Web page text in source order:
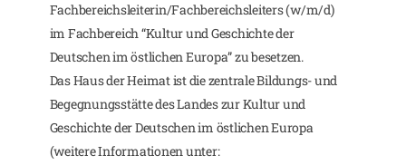
Fachbereichsleiterin/Fachbereichsleiters (w/m/d)
im Fachbereich “Kultur und Geschichte der
Deutschen im östlichen Europa” zu besetzen.
Das Haus der Heimat ist die zentrale Bildungs- und
Begegnungsstätte des Landes zur Kultur und
Geschichte der Deutschen im östlichen Europa
(weitere Informationen unter: